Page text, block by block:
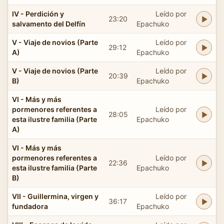
IV - Perdición y
salvamento del Delfín
23:20
Leído por
Epachuko
V - Viaje de novios (Parte
A)
29:12
Leído por
Epachuko
V - Viaje de novios (Parte
B)
20:39
Leído por
Epachuko
VI - Más y más
pormenores referentes a
esta ilustre familia (Parte
A)
28:05
Leído por
Epachuko
VI - Más y más
pormenores referentes a
esta ilustre familia (Parte
B)
22:36
Leído por
Epachuko
VII - Guillermina, virgen y
fundadora
36:17
Leído por
Epachuko